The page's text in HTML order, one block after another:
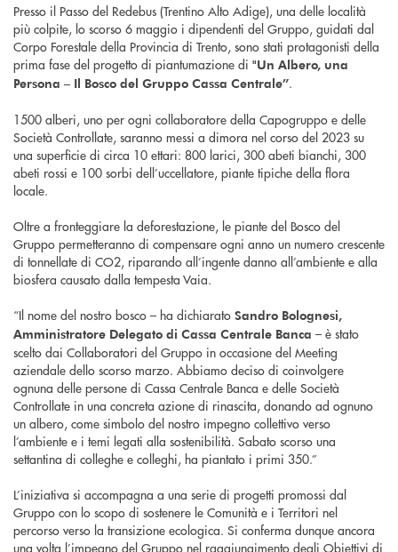
Presso il Passo del Redebus (Trentino Alto Adige), una delle località
più colpite, lo scorso 6 maggio i dipendenti del Gruppo, guidati dal
Corpo Forestale della Provincia di Trento, sono stati protagonisti della
prima fase del progetto di piantumazione di "Un Albero, una
Persona – Il Bosco del Gruppo Cassa Centrale”.
1500 alberi, uno per ogni collaboratore della Capogruppo e delle
Società Controllate, saranno messi a dimora nel corso del 2023 su
una superficie di circa 10 ettari: 800 larici, 300 abeti bianchi, 300
abeti rossi e 100 sorbi dell’uccellatore, piante tipiche della flora
locale.
Oltre a fronteggiare la deforestazione, le piante del Bosco del
Gruppo permetteranno di compensare ogni anno un numero crescente
di tonnellate di CO2, riparando all’ingente danno all’ambiente e alla
biosfera causato dalla tempesta Vaia.
“Il nome del nostro bosco – ha dichiarato Sandro Bolognesi,
Amministratore Delegato di Cassa Centrale Banca – è stato
scelto dai Collaboratori del Gruppo in occasione del Meeting
aziendale dello scorso marzo. Abbiamo deciso di coinvolgere
ognuna delle persone di Cassa Centrale Banca e delle Società
Controllate in una concreta azione di rinascita, donando ad ognuno
un albero, come simbolo del nostro impegno collettivo verso
l’ambiente e i temi legati alla sostenibilità. Sabato scorso una
settantina di colleghe e colleghi, ha piantato i primi 350.”
L’iniziativa si accompagna a una serie di progetti promossi dal
Gruppo con lo scopo di sostenere le Comunità e i Territori nel
percorso verso la transizione ecologica. Si conferma dunque ancora
una volta l’impegno del Gruppo nel raggiungimento degli Obiettivi di